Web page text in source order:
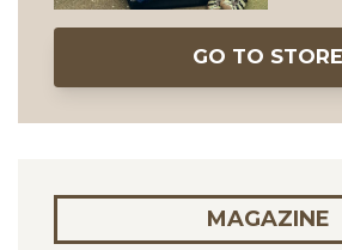
GO TO STORE
MAGAZINE